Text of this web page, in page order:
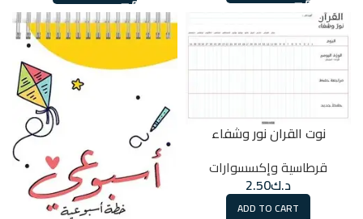
نوت القران نور وشفاء
قرطاسية وإكسسوارات
د.ك2.50
ADD TO CART